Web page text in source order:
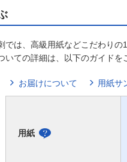
では、高級用紙などこだわり
いての詳細は、以下のガイドを
お届けについて 用紙サ
用紙